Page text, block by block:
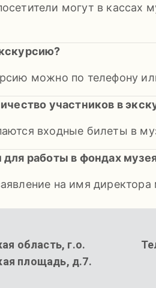
могут в кассах
можно по телефону
участников в
входные билеты в
для работы в фондах
на имя
область, г.о.
площадь, д.7.